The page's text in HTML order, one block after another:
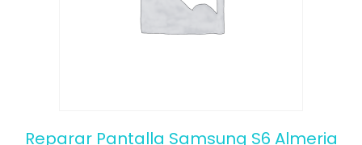
Reparar Pantalla Samsung S6 Almeria